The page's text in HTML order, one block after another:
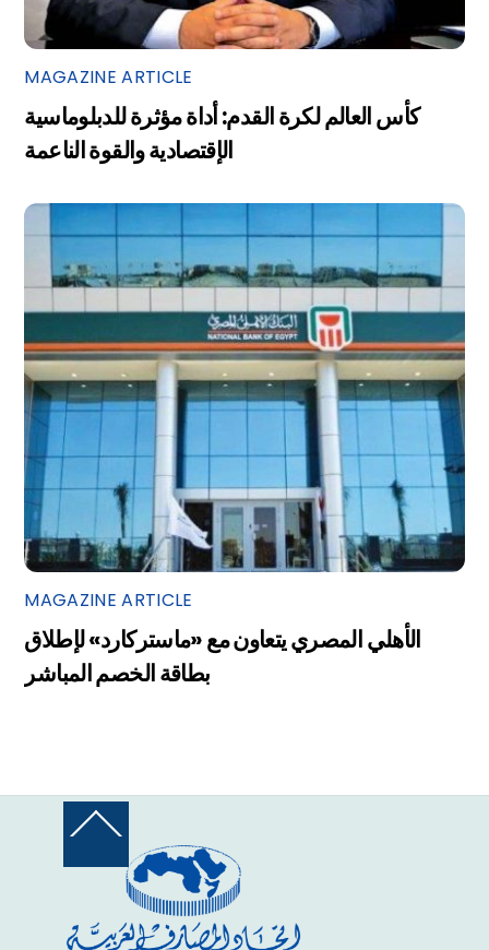
MAGAZINE ARTICLE
كأس العالم لكرة القدم: أداة مؤثرة للدبلوماسية
الإقتصادية والقوة الناعمة
MAGAZINE ARTICLE
الأهلي المصري يتعاون مع «ماستركارد» لإطلاق
بطاقة الخصم المباشر
Back
Top